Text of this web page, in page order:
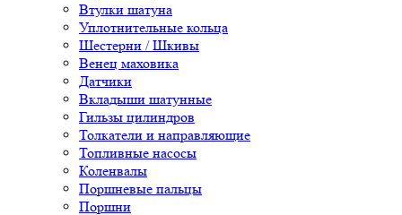
Втулки шатуна
Уплотнительные кольца
Шестерни / Шкивы
Венец маховика
Датчики
Вкладыши шатунные
Гильзы цилиндров
Толкатели и направляющие
Топливные насосы
Коленвалы
Поршневые пальцы
Поршни